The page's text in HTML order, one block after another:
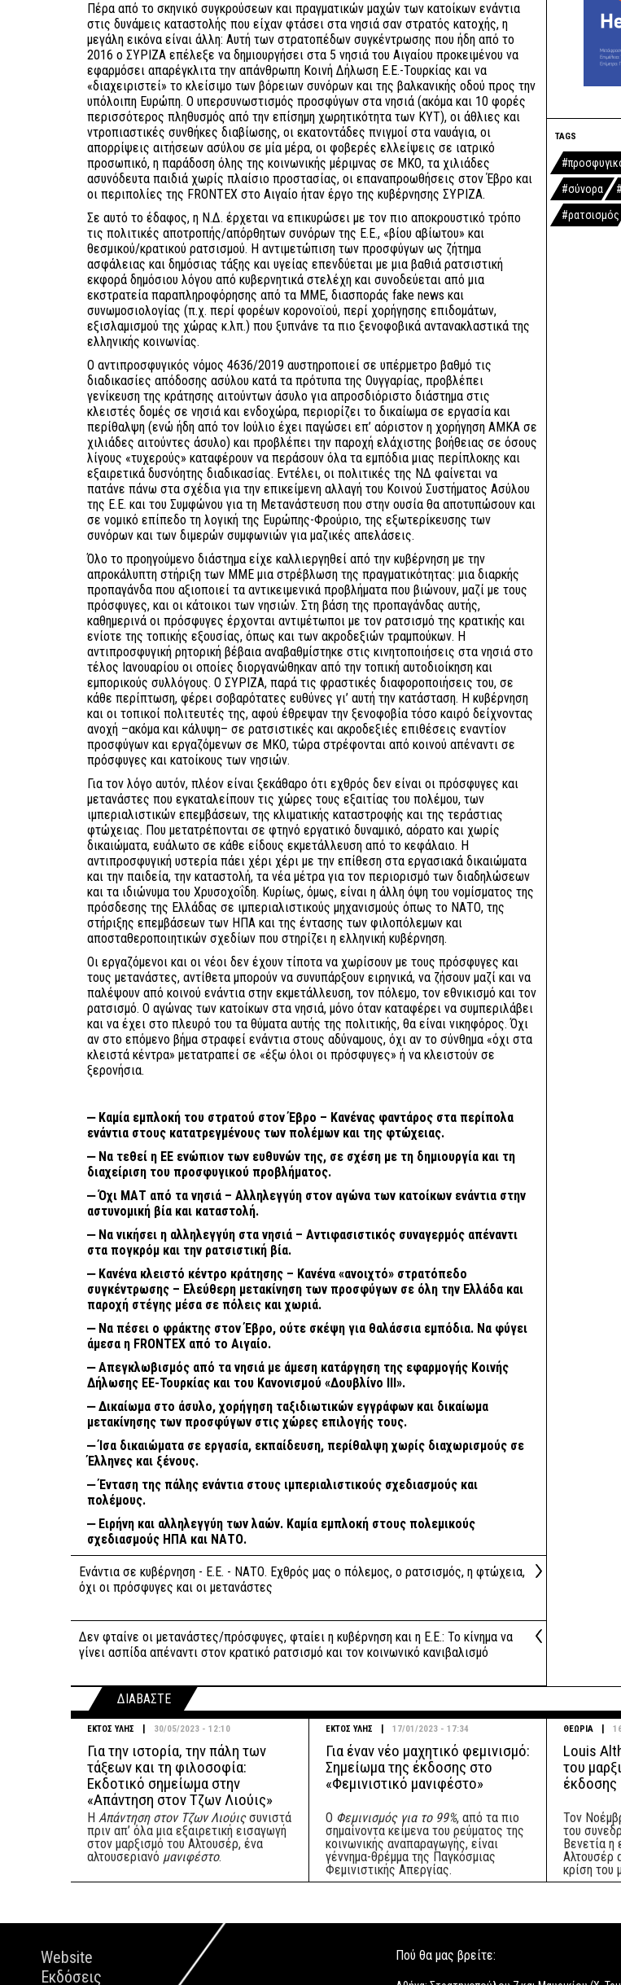
Πέρα από το σκηνικό συγκρούσεων και πραγματικών μαχών των κατοίκων ενάντια
στις δυνάμεις καταστολής που είχαν φτάσει στα νησιά σαν στρατός κατοχής, η
μεγάλη εικόνα είναι άλλη: Αυτή των στρατοπέδων συγκέντρωσης που ήδη από το
2016 ο ΣΥΡΙΖΑ επέλεξε να δημιουργήσει στα 5 νησιά του Αιγαίου προκειμένου να
εφαρμόσει απαρέγκλιτα την απάνθρωπη Κοινή Δήλωση Ε.Ε.-Τουρκίας και να
«διαχειριστεί» το κλείσιμο των βόρειων συνόρων και της βαλκανικής οδού προς την
υπόλοιπη Ευρώπη. Ο υπερσυνωστισμός προσφύγων στα νησιά (ακόμα και 10 φορές
περισσότερος πληθυσμός από την επίσημη χωρητικότητα των ΚΥΤ), οι άθλιες και
ντροπιαστικές συνθήκες διαβίωσης, οι εκατοντάδες πνιγμοί στα ναυάγια, οι
απορρίψεις αιτήσεων ασύλου σε μία μέρα, οι φοβερές ελλείψεις σε ιατρικό
προσωπικό, η παράδοση όλης της κοινωνικής μέριμνας σε ΜΚΟ, τα χιλιάδες
ασυνόδευτα παιδιά χωρίς πλαίσιο προστασίας, οι επαναπροωθήσεις στον Έβρο και
οι περιπολίες της FRONTEX στο Αιγαίο ήταν έργο της κυβέρνησης ΣΥΡΙΖΑ.
Σε αυτό το έδαφος, η Ν.Δ. έρχεται να επικυρώσει με τον πιο αποκρουστικό τρόπο
τις πολιτικές αποτροπής/απόρθητων συνόρων της Ε.Ε., «βίου αβίωτου» και
θεσμικού/κρατικού ρατσισμού. Η αντιμετώπιση των προσφύγων ως ζήτημα
ασφάλειας και δημόσιας τάξης και υγείας επενδύεται με μια βαθιά ρατσιστική
εκφορά δημόσιου λόγου από κυβερνητικά στελέχη και συνοδεύεται από μια
εκστρατεία παραπληροφόρησης από τα ΜΜΕ, διασποράς fake news και
συνωμοσιολογίας (π.χ. περί φορέων κορονοϊού, περί χορήγησης επιδομάτων,
εξισλαμισμού της χώρας κ.λπ.) που ξυπνάνε τα πιο ξενοφοβικά αντανακλαστικά της
ελληνικής κοινωνίας.
Ο αντιπροσφυγικός νόμος 4636/2019 αυστηροποιεί σε υπέρμετρο βαθμό τις
διαδικασίες απόδοσης ασύλου κατά τα πρότυπα της Ουγγαρίας, προβλέπει
γενίκευση της κράτησης αιτούντων άσυλο για απροσδιόριστο διάστημα στις
κλειστές δομές σε νησιά και ενδοχώρα, περιορίζει το δικαίωμα σε εργασία και
περίθαλψη (ενώ ήδη από τον Ιούλιο έχει παγώσει επ’ αόριστον η χορήγηση ΑΜΚΑ σε
χιλιάδες αιτούντες άσυλο) και προβλέπει την παροχή ελάχιστης βοήθειας σε όσους
λίγους «τυχερούς» καταφέρουν να περάσουν όλα τα εμπόδια μιας περίπλοκης και
εξαιρετικά δυσνόητης διαδικασίας. Εντέλει, οι πολιτικές της ΝΔ φαίνεται να
πατάνε πάνω στα σχέδια για την επικείμενη αλλαγή του Κοινού Συστήματος Ασύλου
της Ε.Ε. και του Συμφώνου για τη Μετανάστευση που στην ουσία θα αποτυπώσουν και
σε νομικό επίπεδο τη λογική της Ευρώπης-Φρούριο, της εξωτερίκευσης των
συνόρων και των διμερών συμφωνιών για μαζικές απελάσεις.
Όλο το προηγούμενο διάστημα είχε καλλιεργηθεί από την κυβέρνηση με την
απροκάλυπτη στήριξη των ΜΜΕ μια στρέβλωση της πραγματικότητας: μια διαρκής
προπαγάνδα που αξιοποιεί τα αντικειμενικά προβλήματα που βιώνουν, μαζί με τους
πρόσφυγες, και οι κάτοικοι των νησιών. Στη βάση της προπαγάνδας αυτής,
καθημερινά οι πρόσφυγες έρχονται αντιμέτωποι με τον ρατσισμό της κρατικής και
ενίοτε της τοπικής εξουσίας, όπως και των ακροδεξιών τραμπούκων. Η
αντιπροσφυγική ρητορική βέβαια αναβαθμίστηκε στις κινητοποιήσεις στα νησιά στο
τέλος Ιανουαρίου οι οποίες διοργανώθηκαν από την τοπική αυτοδιοίκηση και
εμπορικούς συλλόγους. Ο ΣΥΡΙΖΑ, παρά τις φραστικές διαφοροποιήσεις του, σε
κάθε περίπτωση, φέρει σοβαρότατες ευθύνες γι’ αυτή την κατάσταση. Η κυβέρνηση
και οι τοπικοί πολιτευτές της, αφού έθρεψαν την ξενοφοβία τόσο καιρό δείχνοντας
ανοχή –ακόμα και κάλυψη– σε ρατσιστικές και ακροδεξιές επιθέσεις εναντίον
προσφύγων και εργαζόμενων σε ΜΚΟ, τώρα στρέφονται από κοινού απέναντι σε
πρόσφυγες και κατοίκους των νησιών.
Για τον λόγο αυτόν, πλέον είναι ξεκάθαρο ότι εχθρός δεν είναι οι πρόσφυγες και
μετανάστες που εγκαταλείπουν τις χώρες τους εξαιτίας του πολέμου, των
ιμπεριαλιστικών επεμβάσεων, της κλιματικής καταστροφής και της τεράστιας
φτώχειας. Που μετατρέπονται σε φτηνό εργατικό δυναμικό, αόρατο και χωρίς
δικαιώματα, ευάλωτο σε κάθε είδους εκμετάλλευση από το κεφάλαιο. Η
αντιπροσφυγική υστερία πάει χέρι χέρι με την επίθεση στα εργασιακά δικαιώματα
και την παιδεία, την καταστολή, τα νέα μέτρα για τον περιορισμό των διαδηλώσεων
και τα ιδιώνυμα του Χρυσοχοΐδη. Κυρίως, όμως, είναι η άλλη όψη του νομίσματος της
πρόσδεσης της Ελλάδας σε ιμπεριαλιστικούς μηχανισμούς όπως το ΝΑΤΟ, της
στήριξης επεμβάσεων των ΗΠΑ και της έντασης των φιλοπόλεμων και
αποσταθεροποιητικών σχεδίων που στηρίζει η ελληνική κυβέρνηση.
Οι εργαζόμενοι και οι νέοι δεν έχουν τίποτα να χωρίσουν με τους πρόσφυγες και
τους μετανάστες, αντίθετα μπορούν να συνυπάρξουν ειρηνικά, να ζήσουν μαζί και να
παλέψουν από κοινού ενάντια στην εκμετάλλευση, τον πόλεμο, τον εθνικισμό και τον
ρατσισμό. Ο αγώνας των κατοίκων στα νησιά, μόνο όταν καταφέρει να συμπεριλάβει
και να έχει στο πλευρό του τα θύματα αυτής της πολιτικής, θα είναι νικηφόρος. Όχι
αν στο επόμενο βήμα στραφεί ενάντια στους αδύναμους, όχι αν το σύνθημα «όχι στα
κλειστά κέντρα» μετατραπεί σε «έξω όλοι οι πρόσφυγες» ή να κλειστούν σε
ξερονήσια.
⎼ Καμία εμπλοκή του στρατού στον Έβρο – Κανένας φαντάρος στα περίπολα
ενάντια στους κατατρεγμένους των πολέμων και της φτώχειας.
⎼ Να τεθεί η ΕΕ ενώπιον των ευθυνών της, σε σχέση με τη δημιουργία και τη
διαχείριση του προσφυγικού προβλήματος.
⎼ Όχι ΜΑΤ από τα νησιά – Αλληλεγγύη στον αγώνα των κατοίκων ενάντια στην
αστυνομική βία και καταστολή.
⎼ Να νικήσει η αλληλεγγύη στα νησιά – Αντιφασιστικός συναγερμός απέναντι
στα πογκρόμ και την ρατσιστική βία.
⎼ Κανένα κλειστό κέντρο κράτησης – Κανένα «ανοιχτό» στρατόπεδο
συγκέντρωσης – Ελεύθερη μετακίνηση των προσφύγων σε όλη την Ελλάδα και
παροχή στέγης μέσα σε πόλεις και χωριά.
⎼ Να πέσει ο φράκτης στον Έβρο, ούτε σκέψη για θαλάσσια εμπόδια. Να φύγει
άμεσα η FRONTEX από το Αιγαίο.
⎼ Απεγκλωβισμός από τα νησιά με άμεση κατάργηση της εφαρμογής Κοινής
Δήλωσης ΕΕ-Τουρκίας και του Κανονισμού «Δουβλίνο ΙΙΙ».
⎼ Δικαίωμα στο άσυλο, χορήγηση ταξιδιωτικών εγγράφων και δικαίωμα
μετακίνησης των προσφύγων στις χώρες επιλογής τους.
⎼ Ίσα δικαιώματα σε εργασία, εκπαίδευση, περίθαλψη χωρίς διαχωρισμούς σε
Έλληνες και ξένους.
⎼ Ένταση της πάλης ενάντια στους ιμπεριαλιστικούς σχεδιασμούς και
πολέμους.
⎼ Ειρήνη και αλληλεγγύη των λαών. Καμία εμπλοκή στους πολεμικούς
σχεδιασμούς ΗΠΑ και ΝΑΤΟ.
Ενάντια σε κυβέρνηση - Ε.Ε. - ΝΑΤΟ. Εχθρός μας ο πόλεμος, ο ρατσισμός, η φτώχεια,
όχι οι πρόσφυγες και οι μετανάστες
Δεν φταίνε οι μετανάστες/πρόσφυγες, φταίει η κυβέρνηση και η Ε.Ε.: Το κίνημα να
γίνει ασπίδα απέναντι στον κρατικό ρατσισμό και τον κοινωνικό κανιβαλισμό
TAGS
#σύνορα
#ρατσισμός
ΔΙΑΒΑΣΤΕ
ΕΚΤΟΣ ΥΛΗΣ 30/05/2023 - 12:10
Για την ιστορία, την πάλη των
τάξεων και τη φιλοσοφία:
Εκδοτικό σημείωμα στην
«Απάντηση στον Τζων Λιούις»
Η Απάντηση στον Τζων Λιούιςσυνιστά
πριν απ’ όλα μια εξαιρετική εισαγωγή
στον μαρξισμό του Αλτουσέρ, ένα
αλτουσεριανό μανιφέστο.
ΕΚΤΟΣ ΥΛΗΣ 17/01/2023 - 17:34
Για έναν νέο μαχητικό φεμινισμό:
Σημείωμα της έκδοσης στο
«Φεμινιστικό μανιφέστο»
Ο Φεμινισμός για το 99%, από τα πιο
σημαίνοντα κείμενα του ρεύματος της
κοινωνικής αναπαραγωγής, είναι
γέννημα-θρέμμα της Παγκόσμιας
Φεμινιστικής Απεργίας.
ΘΕΩΡΙΑ
Louis
του
έκδοσης
Τον
του
Βενετία η
Αλτουσέρ
κρίση του
Website
Εκδόσεις
Πού θα μας βρείτε: